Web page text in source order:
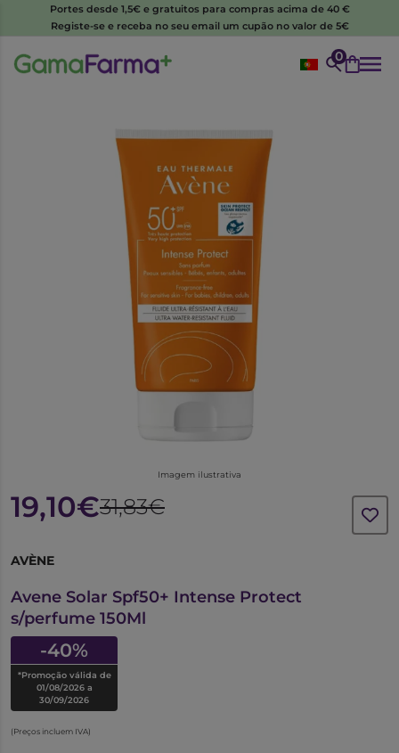
Portes desde 1,5€ e gratuitos para compras acima de 40 €
Registe-se e receba no seu email um cupão no valor de 5€
0
Imagem ilustrativa
19,10€31,83€
AVÈNE
Avene Solar Spf50+ Intense Protect
s/perfume 150Ml
-40%
*Promoção válida de
01/08/2026 a
30/09/2026
(Preços incluem IVA)